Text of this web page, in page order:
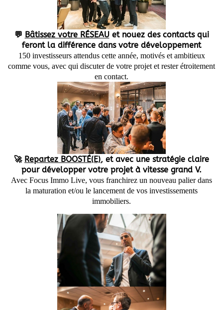
💬 Bâtissez votre RÉSEAUet nouez des contacts qui
feront la différence dans votre développement
150 investisseurs attendus cette année, motivés et ambitieux
comme vous, avec qui discuter de votre projet et rester étroitement
en contact.
🚀 Repartez BOOSTÉ(E), et avec une stratégie claire
pour développer votre projet à vitesse grand V.
Avec Focus Immo Live, vous franchirez un nouveau palier dans
la maturation et/ou le lancement de vos investissements
immobiliers.